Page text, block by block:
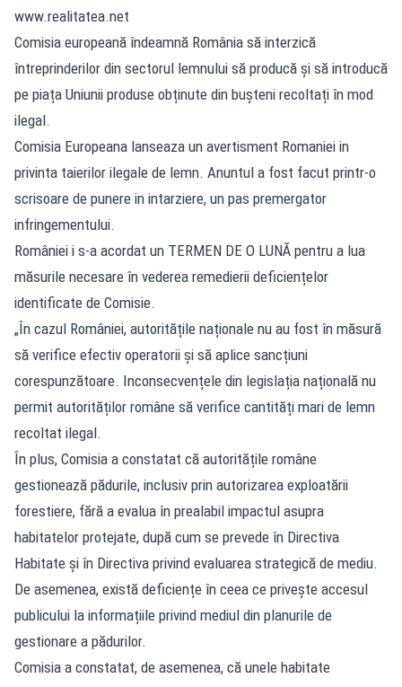
www.realitatea.net
Comisia europeană îndeamnă România să interzică
întreprinderilor din sectorul lemnului să producă și să introducă
pe piața Uniunii produse obținute din bușteni recoltați în mod
ilegal.
Comisia Europeana lanseaza un avertisment Romaniei in
privinta taierilor ilegale de lemn. Anuntul a fost facut printr-o
scrisoare de punere in intarziere, un pas premergator
infringementului.
României i s-a acordat un TERMEN DE O LUNĂ pentru a lua
măsurile necesare în vederea remedierii deficiențelor
identificate de Comisie.
„În cazul României, autoritățile naționale nu au fost în măsură
să verifice efectiv operatorii și să aplice sancțiuni
corespunzătoare. Inconsecvențele din legislația națională nu
permit autorităților române să verifice cantități mari de lemn
recoltat ilegal.
În plus, Comisia a constatat că autoritățile române
gestionează pădurile, inclusiv prin autorizarea exploatării
forestiere, fără a evalua în prealabil impactul asupra
habitatelor protejate, după cum se prevede în Directiva
Habitate și în Directiva privind evaluarea strategică de mediu.
De asemenea, există deficiențe în ceea ce privește accesul
publicului la informațiile privind mediul din planurile de
gestionare a pădurilor.
Comisia a constatat, de asemenea, că unele habitate